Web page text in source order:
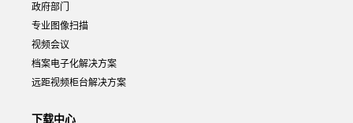
政府部门
专业图像扫描
视频会议
档案电子化解决方案
远距视频柜台解决方案
下载中心